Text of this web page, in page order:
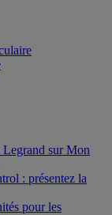
Legrand sur Mon
: présentez la
pour les